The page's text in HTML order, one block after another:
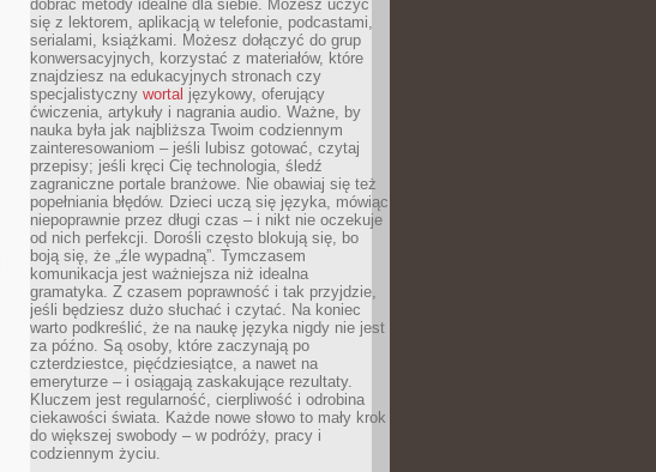
dobrać metody idealne dla siebie. Możesz uczyć
się z lektorem, aplikacją w telefonie, podcastami,
serialami, książkami. Możesz dołączyć do grup
konwersacyjnych, korzystać z materiałów, które
znajdziesz na edukacyjnych stronach czy
specjalistyczny wortal językowy, oferujący
ćwiczenia, artykuły i nagrania audio. Ważne, by
nauka była jak najbliższa Twoim codziennym
zainteresowaniom – jeśli lubisz gotować, czytaj
przepisy; jeśli kręci Cię technologia, śledź
zagraniczne portale branżowe. Nie obawiaj się też
popełniania błędów. Dzieci uczą się języka, mówiąc
niepoprawnie przez długi czas – i nikt nie oczekuje
od nich perfekcji. Dorośli często blokują się, bo
boją się, że „źle wypadną”. Tymczasem
komunikacja jest ważniejsza niż idealna
gramatyka. Z czasem poprawność i tak przyjdzie,
jeśli będziesz dużo słuchać i czytać. Na koniec
warto podkreślić, że na naukę języka nigdy nie jest
za późno. Są osoby, które zaczynają po
czterdziestce, pięćdziesiątce, a nawet na
emeryturze – i osiągają zaskakujące rezultaty.
Kluczem jest regularność, cierpliwość i odrobina
ciekawości świata. Każde nowe słowo to mały krok
do większej swobody – w podróży, pracy i
codziennym życiu.